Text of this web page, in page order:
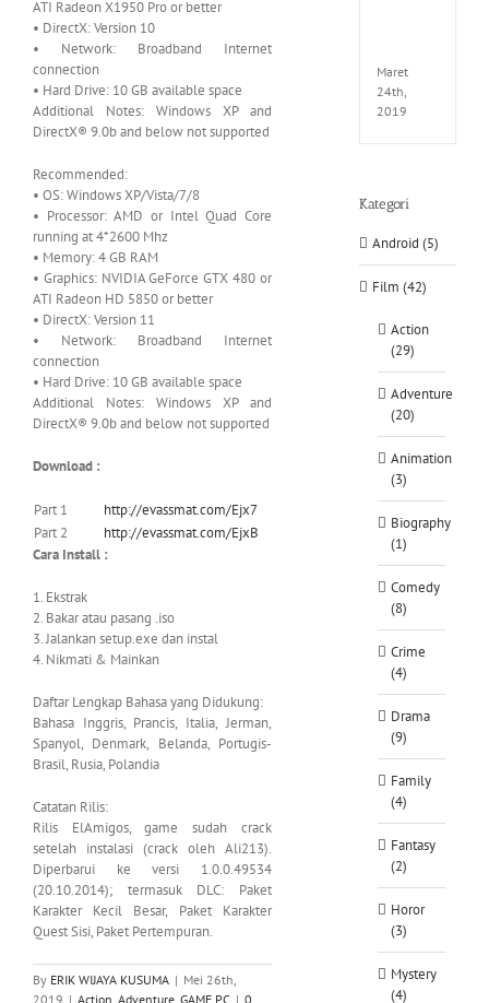
ATI Radeon X1950 Pro or better
• DirectX: Version 10
• Network: Broadband Internet
connection
• Hard Drive: 10 GB available space
Additional Notes: Windows XP and
DirectX® 9.0b and below not supported
Recommended:
• OS: Windows XP/Vista/7/8
• Processor: AMD or Intel Quad Core
running at 4*2600 Mhz
• Memory: 4 GB RAM
• Graphics: NVIDIA GeForce GTX 480 or
ATI Radeon HD 5850 or better
• DirectX: Version 11
• Network: Broadband Internet
connection
• Hard Drive: 10 GB available space
Additional Notes: Windows XP and
DirectX® 9.0b and below not supported
Download :
Part 1
http://evassmat.com/Ejx7
Part 2
http://evassmat.com/EjxB
Cara Install :
1. Ekstrak
2. Bakar atau pasang .iso
3. Jalankan setup.exe dan instal
4. Nikmati & Mainkan
Daftar Lengkap Bahasa yang Didukung:
Bahasa Inggris, Prancis, Italia, Jerman,
Spanyol, Denmark, Belanda, Portugis-
Brasil, Rusia, Polandia
Catatan Rilis:
Rilis ElAmigos, game sudah crack
setelah instalasi (crack oleh Ali213).
Diperbarui ke versi 1.0.0.49534
(20.10.2014); termasuk DLC: Paket
Karakter Kecil Besar, Paket Karakter
Quest Sisi, Paket Pertempuran.
By ERIK WIJAYA KUSUMA | Mei 26th,
2019 | Action, Adventure, GAME PC | 0
Maret
24th,
2019
Kategori
Android (5)
Film (42)
Action
(29)
Adventure
(20)
Animation
(3)
Biography
(1)
Comedy
(8)
Crime
(4)
Drama
(9)
Family
(4)
Fantasy
(2)
Horor
(3)
Mystery
(4)